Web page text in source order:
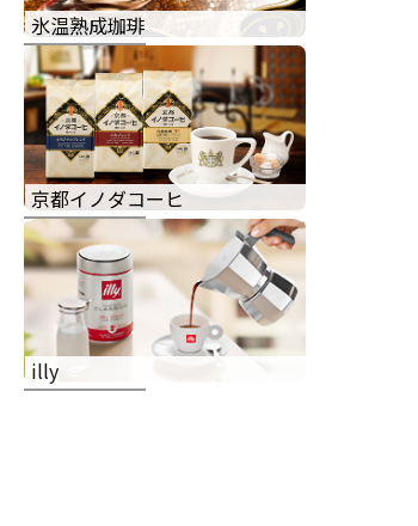
氷温熟成珈琲
京都イノダコーヒ
illy